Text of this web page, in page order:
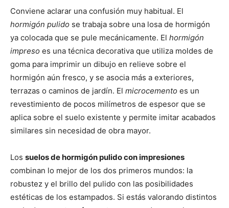
Conviene aclarar una confusión muy habitual. El
hormigón pulido se trabaja sobre una losa de hormigón
ya colocada que se pule mecánicamente. El hormigón
impreso es una técnica decorativa que utiliza moldes de
goma para imprimir un dibujo en relieve sobre el
hormigón aún fresco, y se asocia más a exteriores,
terrazas o caminos de jardín. El microcemento es un
revestimiento de pocos milímetros de espesor que se
aplica sobre el suelo existente y permite imitar acabados
similares sin necesidad de obra mayor.
Los suelos de hormigón pulido con impresiones
combinan lo mejor de los dos primeros mundos: la
robustez y el brillo del pulido con las posibilidades
estéticas de los estampados. Si estás valorando distintos